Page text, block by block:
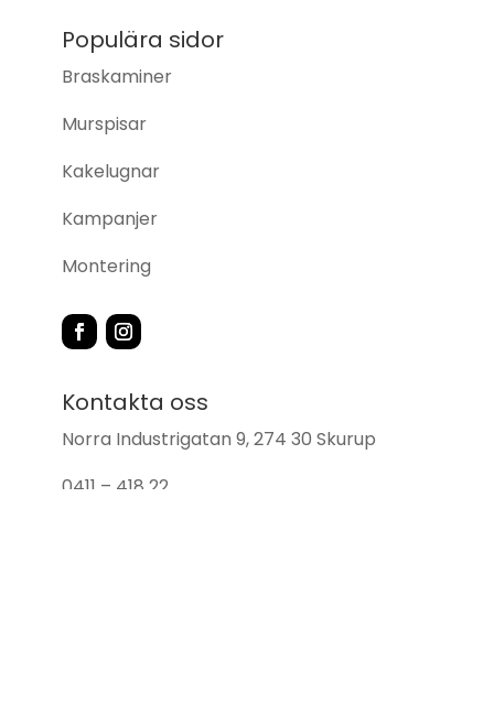
Populära sidor
Braskaminer
Murspisar
Kakelugnar
Kampanjer
Montering
Kontakta oss
Norra Industrigatan 9, 274 30 Skurup
0411 – 418 22